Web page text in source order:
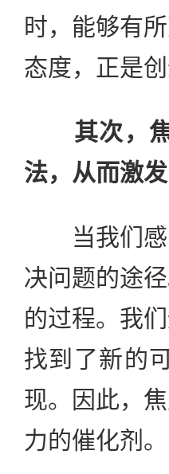
时，能够有
态度，正是
其次，
法，从而激
当我们感
决问题的途
的过程。我
找到了新的
现。因此，
力的催化剂。